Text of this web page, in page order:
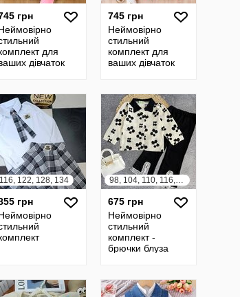
грн
для
дівчаток
745 грн
Неймовірно
стильний
комплект для
ваших дівчаток
116, 122, 128, 134
грн
98, 104, 110, 116, 122
675 грн
Неймовірно
стильний
комплект -
брючки блуза